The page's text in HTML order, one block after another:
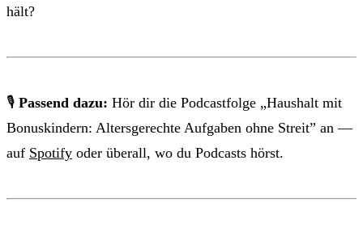
hält?
🎙 Passend dazu: Hör dir die Podcastfolge „Haushalt mit
Bonuskindern: Altersgerechte Aufgaben ohne Streit” an —
auf Spotify oder überall, wo du Podcasts hörst.